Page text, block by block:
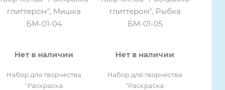
Нет в наличии
Набор для творчества
"Раскраска
Нет в наличии
Набор для творчества
"Раскраска